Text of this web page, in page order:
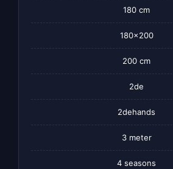
180 cm
180×200
200 cm
2de
2dehands
3 meter
4 seasons